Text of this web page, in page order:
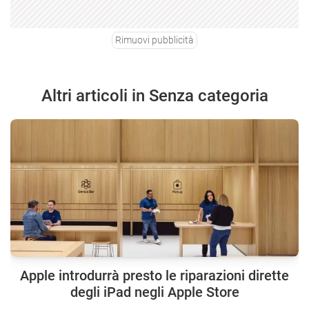
Rimuovi pubblicità
Altri articoli in Senza categoria
Apple introdurrà presto le riparazioni dirette
degli iPad negli Apple Store